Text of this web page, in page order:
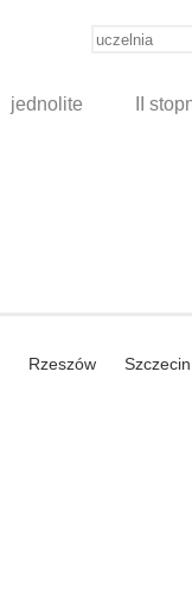
jednolite II
Rzeszów Szczecin